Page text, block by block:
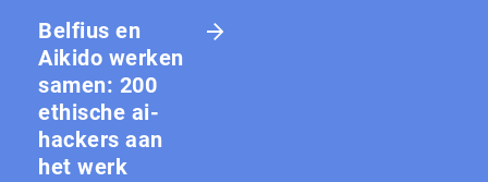
Belfius en
Aikido werken
samen: 200
ethische ai-
hackers aan
het werk